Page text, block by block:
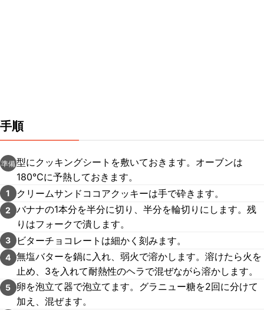
手順
準備型にクッキングシートを敷いておきます。オーブンは
180℃に予熱しておきます。
1 クリームサンドココアクッキーは手で砕きます。
2
バナナの1本分を半分に切り、半分を輪切りにします。残
りはフォークで潰します。
3 ビターチョコレートは細かく刻みます。
4 無塩バターを鍋に入れ、弱火で溶かします。溶けたら火を
止め、3を入れて耐熱性のヘラで混ぜながら溶かします。
5
卵を泡立て器で泡立てます。グラニュー糖を2回に分けて
加え、混ぜます。